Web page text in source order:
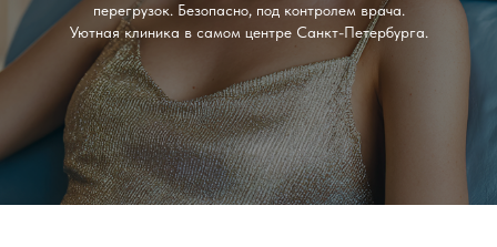
перегрузок. Безопасно, под контролем врача.
Уютная клиника в самом центре Санкт-Петербурга.